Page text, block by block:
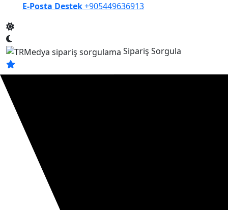
E-Posta Destek+905449636913
Sipariş Sorgula